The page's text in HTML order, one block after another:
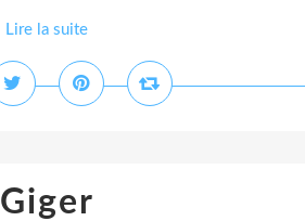
Lire la suite
Giger